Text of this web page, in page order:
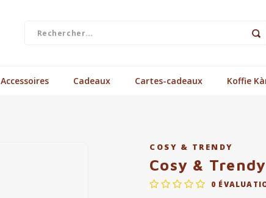
Accessoires Cadeaux Cartes-cadeaux Koffie
COSY & TRENDY
Cosy &
0